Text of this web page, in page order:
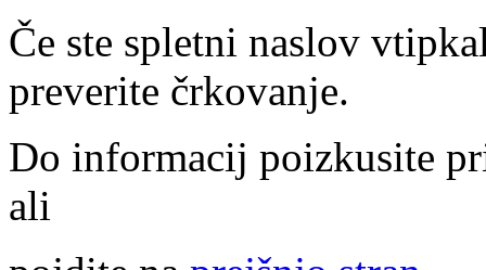
Če ste spletni naslov
preverite črkovanje.
Do informacij poizkusite
ali